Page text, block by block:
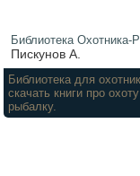
Библиотека Охотника-
Пискунов А.
Библиотека для
скачать книги про